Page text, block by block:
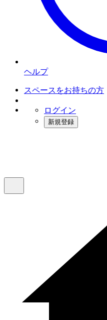
ヘルプ
スペースをお持ちの方
ログイン
新規登録